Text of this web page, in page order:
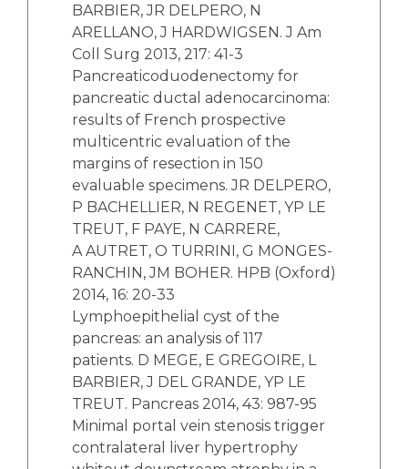
BARBIER, JR DELPERO, N
ARELLANO, J HARDWIGSEN. J Am
Coll Surg 2013, 217: 41-3
Pancreaticoduodenectomy for
pancreatic ductal adenocarcinoma:
results of French prospective
multicentric evaluation of the
margins of resection in 150
evaluable specimens. JR DELPERO,
P BACHELLIER, N REGENET, YP LE
TREUT, F PAYE, N CARRERE,
A AUTRET, O TURRINI, G MONGES-
RANCHIN, JM BOHER. HPB (Oxford)
2014, 16: 20-33
Lymphoepithelial cyst of the
pancreas: an analysis of 117
patients. D MEGE, E GREGOIRE, L
BARBIER, J DEL GRANDE, YP LE
TREUT. Pancreas 2014, 43: 987-95
Minimal portal vein stenosis trigger
contralateral liver hypertrophy